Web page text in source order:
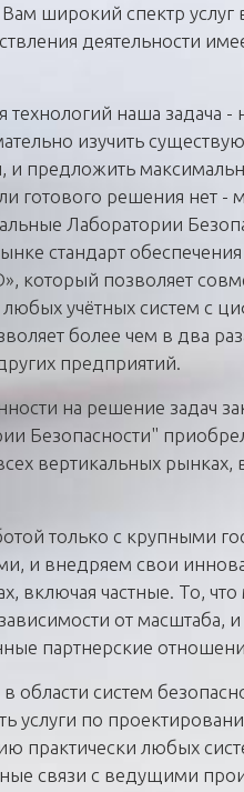
широкий спектр услуг
деятельности
технологий наша задача
изучить
и предложить
готового решения нет -
Лаборатории
стандарт
который позволяет
учётных систем с
более чем в два
предприятий.
на решение задач
Безопасности"
вертикальных
только с крупными
и внедряем свои
включая частные. То,
от масштаба,
партнерские
области систем
услуги по
практически любых
связи с ведущими